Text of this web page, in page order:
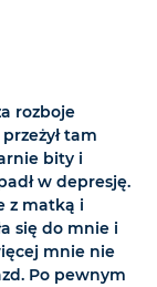
rozboje
tam
bity i
w depresję.
z matką i
się do mnie i
mnie nie
Po pewnym